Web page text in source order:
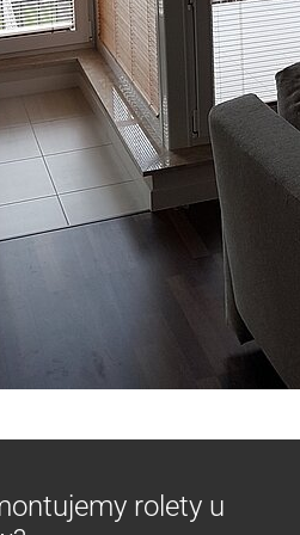
rolety u